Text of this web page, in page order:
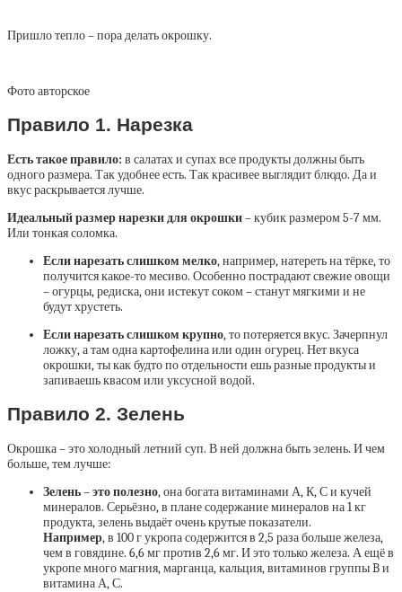
Пришло тепло – пора делать окрошку.
Фото авторское
Правило 1. Нарезка
Есть такое правило: в салатах и супах все продукты должны быть
одного размера. Так удобнее есть. Так красивее выглядит блюдо. Да и
вкус раскрывается лучше.
Идеальный размер нарезки для окрошки– кубик размером 5-7 мм.
Или тонкая соломка.
Если нарезать слишком мелко, например, натереть на тёрке, то
получится какое-то месиво. Особенно пострадают свежие овощи
– огурцы, редиска, они истекут соком – станут мягкими и не
будут хрустеть.
Если нарезать слишком крупно, то потеряется вкус. Зачерпнул
ложку, а там одна картофелина или один огурец. Нет вкуса
окрошки, ты как будто по отдельности ешь разные продукты и
запиваешь квасом или уксусной водой.
Правило 2. Зелень
Окрошка – это холодный летний суп. В ней должна быть зелень. И чем
больше, тем лучше:
Зелень – это полезно, она богата витаминами А, К, С и кучей
минералов. Серьёзно, в плане содержание минералов на 1 кг
продукта, зелень выдаёт очень крутые показатели.
Например, в 100 г укропа содержится в 2,5 раза больше железа,
чем в говядине. 6,6 мг против 2,6 мг. И это только железа. А ещё в
укропе много магния, марганца, кальция, витаминов группы B и
витамина А, С.